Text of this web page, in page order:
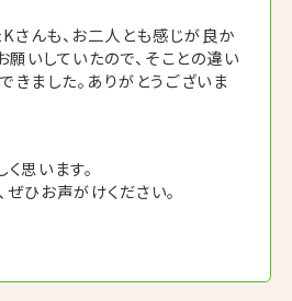
さんも、お二人とも感じが良か
いしていたので、そことの違い
ました。ありがとうございま
思います。
ひお声がけください。